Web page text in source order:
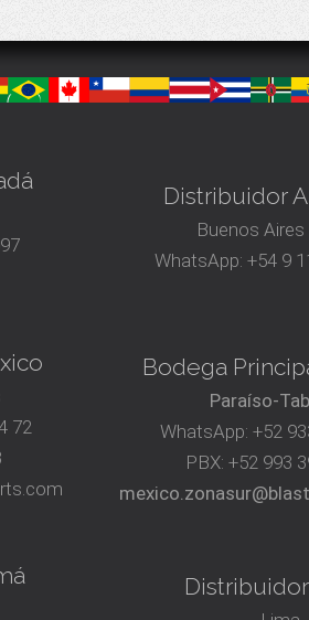
Distribuidor
Buenos Aires
WhatsApp:+54 9
72
Bodega
Paraíso-
WhatsApp:+52
PBX: +52 993